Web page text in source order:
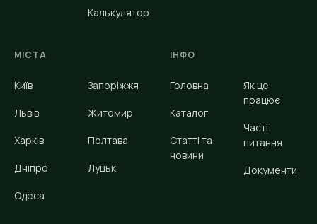
Калькулятор
МІСТА
Київ
Львів
Харків
Дніпро
Одеса
Запоріжжя
Житомир
Полтава
Луцьк
ІНФО
Головна
Каталог
Статті та
новини
Як це
працює
Часті
питання
Документи